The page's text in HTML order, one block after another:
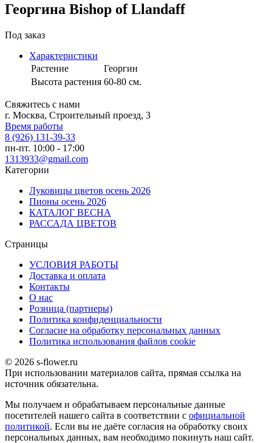
Георгина Bishop of Llandaff
Под заказ
Характеристики
Растение
Георгин
Высота растения 60-80 см.
Свяжитесь с нами
г. Москва, Строительный проезд, 3
Время работы
8 (926) 131-39-33
пн-пт. 10:00 - 17:00
1313933@gmail.com
Категории
Луковицы цветов осень 2026
Пионы осень 2026
КАТАЛОГ ВЕСНА
РАССАДА ЦВЕТОВ
Страницы
УСЛОВИЯ РАБОТЫ
Доставка и оплата
Контакты
О наc
Розница (партнеры)
Политика конфиденциальности
Согласие на обработку персональных данных
Политика использования файлов сookie
© 2026 s-flower.ru
При использовании материалов сайта, прямая ссылка на
источник обязательна.
Мы получаем и обрабатываем персональные данные
посетителей нашего сайта в соответствии с официальной
политикой. Если вы не даёте согласия на обработку своих
персональных данных, вам необходимо покинуть наш сайт.